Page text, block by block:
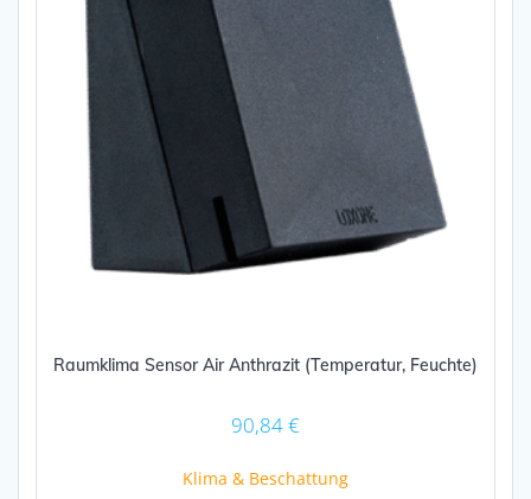
Produktseite
gewählt
werden
Raumklima Sensor Air Anthrazit (Temperatur, Feuchte)
90,84€
Klima & Beschattung